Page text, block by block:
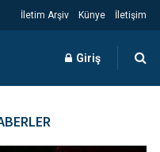
İletim Arşiv Künye İletişim
Giriş